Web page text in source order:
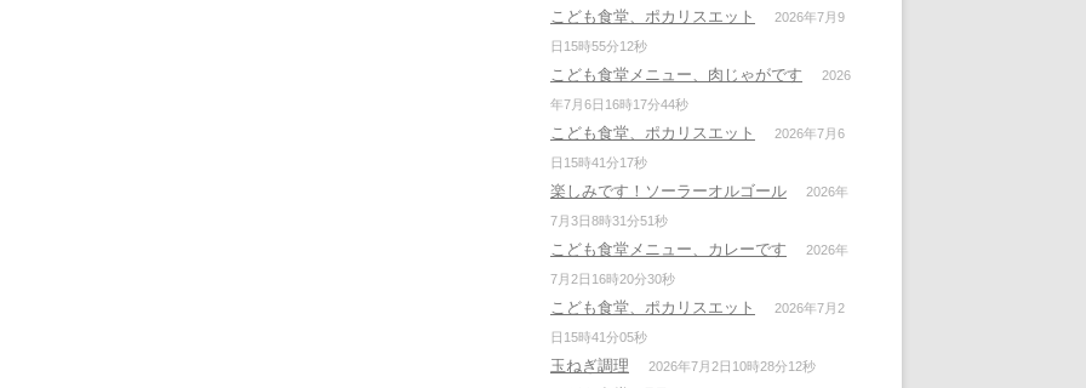
こども食堂、ポカリスエット
2026年7月9
日15時55分12秒
こども食堂メニュー、肉じゃがです
2026
年7月6日16時17分44秒
こども食堂、ポカリスエット
2026年7月6
日15時41分17秒
楽しみです！ソーラーオルゴール
2026年
7月3日8時31分51秒
こども食堂メニュー、カレーです
2026年
7月2日16時20分30秒
こども食堂、ポカリスエット
2026年7月2
日15時41分05秒
玉ねぎ調理 2026年7月2日10時28分12秒